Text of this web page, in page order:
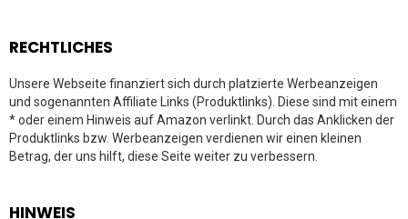
RECHTLICHES
Unsere Webseite finanziert sich durch platzierte Werbeanzeigen
und sogenannten Affiliate Links (Produktlinks). Diese sind mit einem
* oder einem Hinweis auf Amazon verlinkt. Durch das Anklicken der
Produktlinks bzw. Werbeanzeigen verdienen wir einen kleinen
Betrag, der uns hilft, diese Seite weiter zu verbessern.
HINWEIS